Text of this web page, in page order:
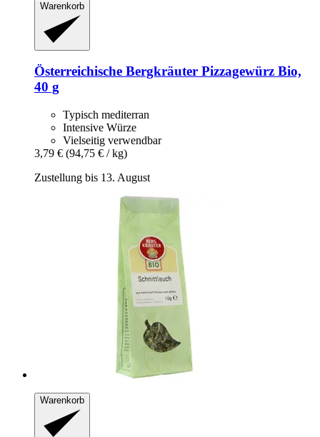
Warenkorb
Österreichische Bergkräuter Pizzagewürz Bio,
40 g
Typisch mediterran
Intensive Würze
Vielseitig verwendbar
3,79 € (94,75 € / kg)
Zustellung bis 13. August
Warenkorb